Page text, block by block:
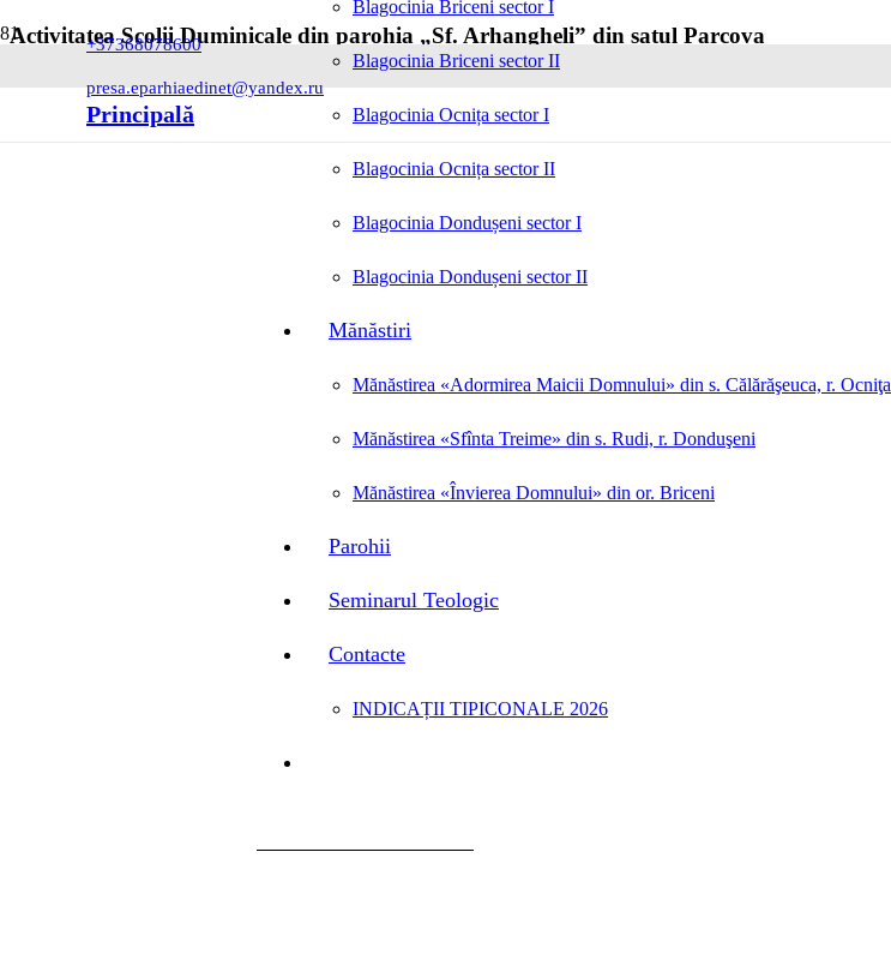
+37368078600
presa.eparhiaedinet@yandex.ru
Principală
Blagocinia Briceni sector I
Blagocinia Briceni sector II
Blagocinia Ocnița sector I
Blagocinia Ocnița sector II
Blagocinia Dondușeni sector I
Blagocinia Dondușeni sector II
Mănăstiri
Mănăstirea «Adormirea Maicii Domnului» din s. Călărăşeuca, r. Ocniţa
Mănăstirea «Sfînta Treime» din s. Rudi, r. Donduşeni
Mănăstirea «Învierea Domnului» din or. Briceni
Parohii
Seminarul Teologic
Contacte
INDICAȚII TIPICONALE 2026
Activitatea Școlii Duminicale din parohia „Sf. Arhangheli” din satul Parcova